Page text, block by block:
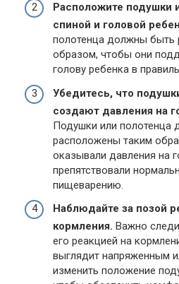
Расположите подушки
спиной и головой
полотенца должны быть
образом, чтобы они
голову ребенка в
Убедитесь, что
создают давления на
Подушки или полотенца
расположены таким
оказывали давления на
препятствовали
пищеварению.
Наблюдайте за позой
кормления. Важно
его реакцией на
выглядит напряженным
изменить положение